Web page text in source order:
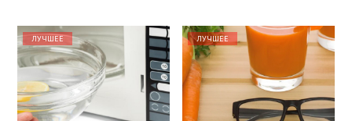
ЛУЧШЕЕ ЛУЧШЕЕ